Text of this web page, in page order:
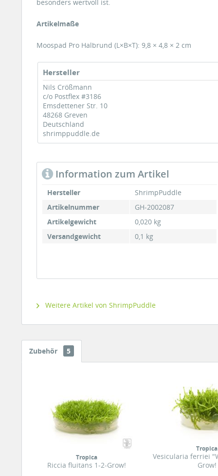
besonders wertvoll ist.
Artikelmaße
Moospad Pro Halbrund (L×B×T): 9,8 × 4,8 × 2 cm
Hersteller
Nils Crößmann
c/o Postflex #3186
Emsdettener Str. 10
48268 Greven
Deutschland
shrimppuddle.de
Information zum Artikel
Hersteller
ShrimpPuddle
Artikelnummer
GH-2002087
Artikelgewicht
0,020 kg
Versandgewicht
0,1 kg
Weitere Artikel von ShrimpPuddle
Zubehör 5
Tropica
Riccia fluitans 1-2-Grow!
Tropica
Vesicularia ferriei
Grow!